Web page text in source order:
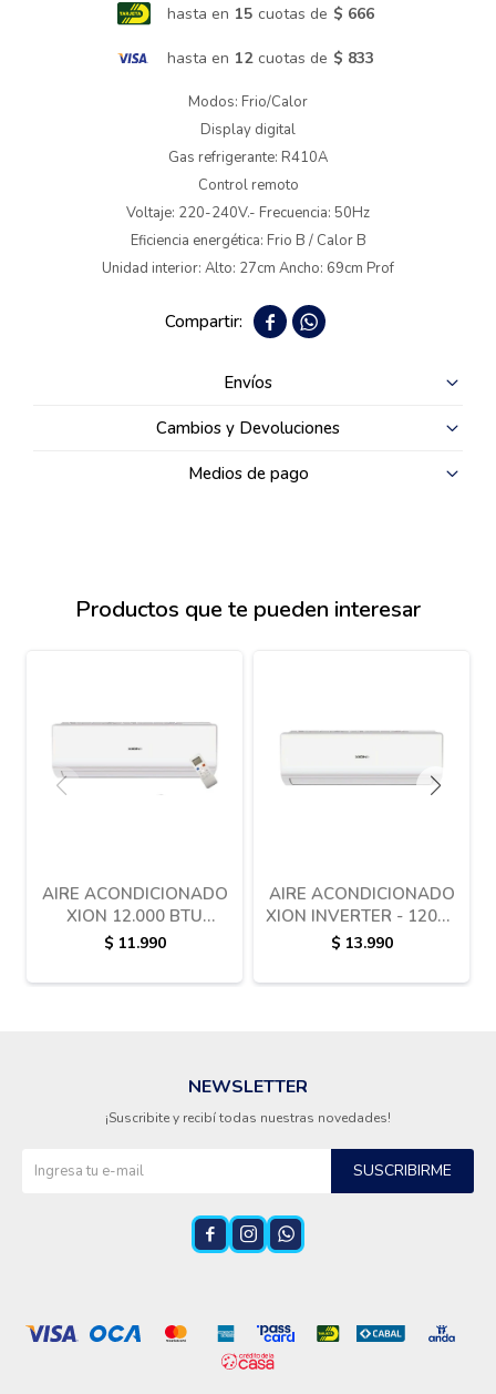
hasta en 15 cuotas de $ 666
hasta en 12 cuotas de $ 833
Modos: Frio/Calor
Display digital
Gas refrigerante: R410A
Control remoto
Voltaje: 220-240V.- Frecuencia: 50Hz
Eficiencia energética: Frio B / Calor B
Unidad interior: Alto: 27cm Ancho: 69cm Prof
 
Envíos
Cambios y Devoluciones
Medios de pago
Productos que te pueden interesar
AIRE ACONDICIONADO
XION 12.000 BTU
ON/OFF
$ 11.990
AIRE ACONDICIONADO
XION INVERTER - 12000
BTU
$ 13.990
NEWSLETTER
¡Suscribite y recibí todas nuestras novedades!
SUSCRIBIRME
  
Bicicletas y más